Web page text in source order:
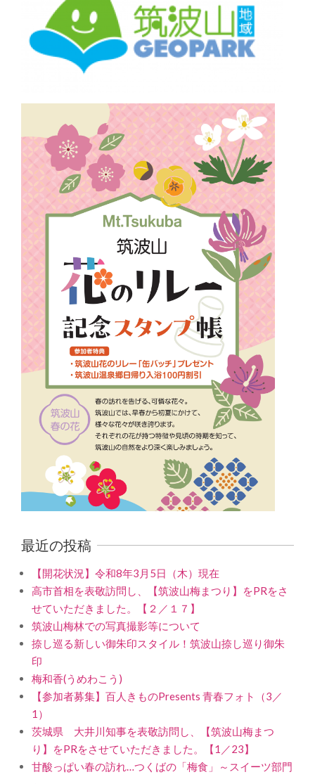
最近の投稿
【開花状況】令和8年3月5日（木）現在
高市首相を表敬訪問し、【筑波山梅まつり】をPRをさ
せていただきました。【２／１７】
筑波山梅林での写真撮影等について
捺し巡る新しい御朱印スタイル！筑波山捺し巡り御朱
印
梅和香(うめわこう)
【参加者募集】百人きものPresents 青春フォト（3／
1）
茨城県 大井川知事を表敬訪問し、【筑波山梅まつ
り】をPRをさせていただきました。【1／23】
甘酸っぱい春の訪れ…つくばの「梅食」～スイーツ部門